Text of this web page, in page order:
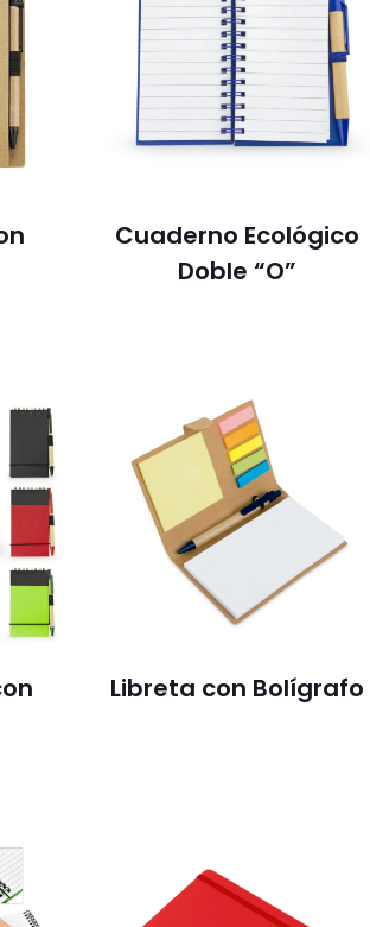
Cuaderno Ecológico
Doble “O”
Libreta con Bolígrafo